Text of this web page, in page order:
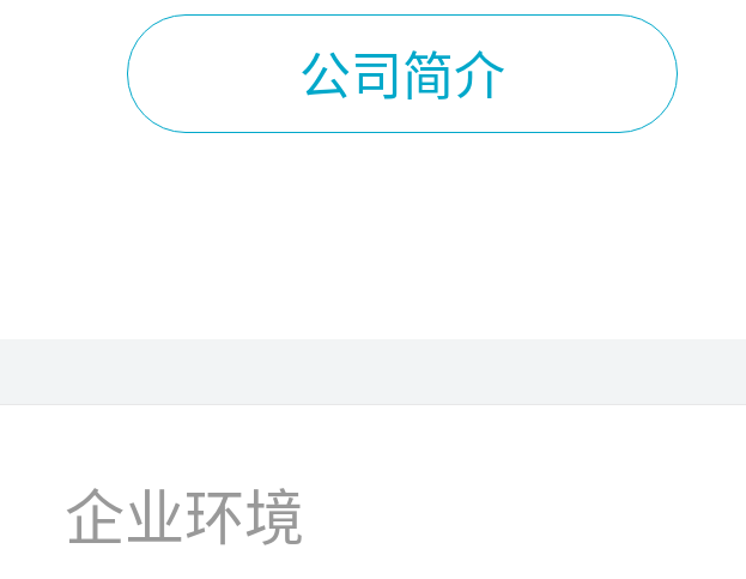
公司简介
企业环境